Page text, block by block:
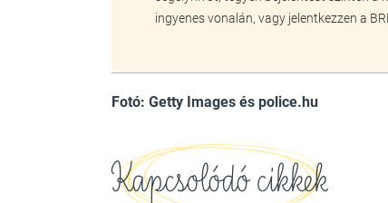
ingyenes vonalán, vagy jelentkezzen a
Fotó: Getty Images és police.hu
Kapcsolódó cikkek